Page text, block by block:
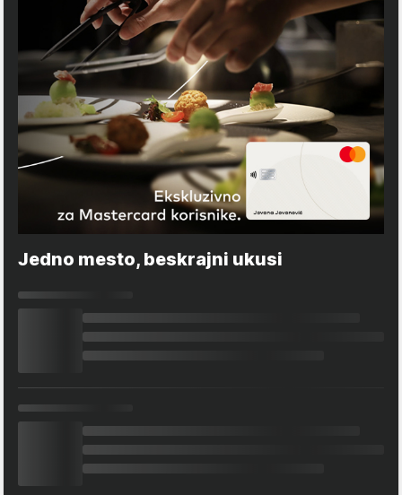
Jedno mesto, beskrajni ukusi